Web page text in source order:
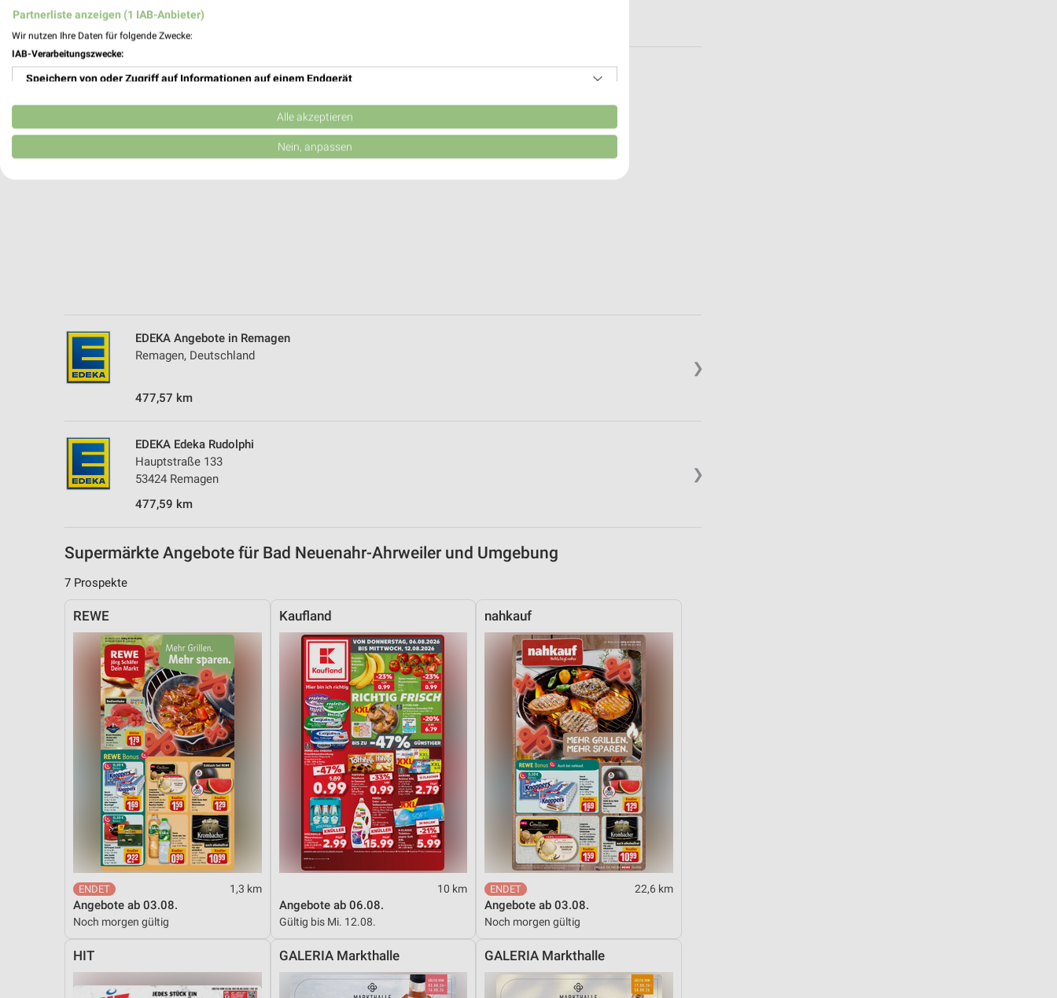
478,99 km
❯
EDEKA Angebote in Remagen
Remagen, Deutschland
477,57 km
❯
EDEKA Edeka Rudolphi
Hauptstraße 133
53424 Remagen
477,59 km
Supermärkte Angebote für Bad Neuenahr-Ahrweiler und Umgebung
7 Prospekte
REWE
1,3 km
Angebote ab 03.08.
Noch morgen gültig
Kaufland
10 km
Angebote ab 06.08.
Gültig bis Mi. 12.08.
nahkauf
22,6 km
Angebote ab 03.08.
Noch morgen gültig
HIT GALERIA Markthalle GALERIA Markthalle
Partnerliste anzeigen (1 IAB-Anbieter)
Wir nutzen Ihre Daten für folgende Zwecke:
IAB-Verarbeitungszwecke:
Speichern von oder Zugriff auf Informationen auf einem Endgerät
Verwendung reduzierter Daten zur Auswahl von Werbeanzeigen
Erstellung von Profilen für personalisierte Werbung
Analyse von Zielgruppen durch Statistiken oder Kombinationen von Daten aus verschiedenen
Entwicklung und Verbesserung der Angebote
IAB-Besonderheiten:
Verwendung genauer Standortdaten
Geräte anhand von aktiv angeforderten Informationen identifizieren
Notwendig
Performance
Funktional
Alle akzeptieren
Nein, anpassen